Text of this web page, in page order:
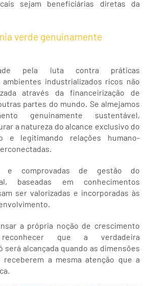
sejam beneficiárias diretas da
verde genuinamente
pela luta contra práticas
industrializados ricos não
através da financeirização de
partes do mundo. Se almejamos
genuinamente sustentável,
a natureza do alcance exclusivo do
e legitimando relações humano-
e comprovadas de gestão do
baseadas em conhecimentos
ser valorizadas e incorporadas às
a própria noção de crescimento
que a verdadeira
será alcançada quando as dimensões
receberem a mesma atenção que a